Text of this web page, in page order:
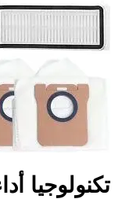
تكنولوجيا